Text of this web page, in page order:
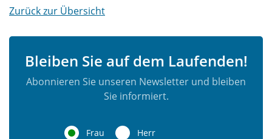
Zurück zur Übersicht
Bleiben Sie auf dem Laufenden!
Abonnieren Sie unseren Newsletter und bleiben
Sie informiert.
Frau Herr